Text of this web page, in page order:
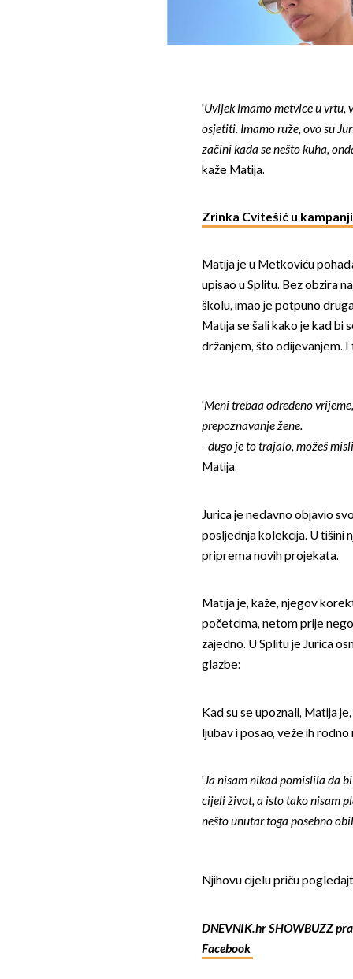
'Uvijek imamo metvice u vrtu,
osjetiti. Imamo ruže, ovo su
začini kada se nešto kuha,
kaže Matija.
Zrinka Cvitešić u
Matija je u Metkoviću
upisao u Splitu. Bez obzira
školu, imao je potpuno
Matija se šali kako je kad bi
držanjem, što odijevanjem. I
'Meni trebaa određeno
prepoznavanje žene.
- dugo je to trajalo, možeš
Matija.
Jurica je nedavno objavio
posljednja kolekcija. U tišini
priprema novih projekata.
Matija je, kaže, njegov
početcima, netom prije
zajedno. U Splitu je Jurica
glazbe:
Kad su se upoznali, Matija
ljubav i posao, veže ih
'Ja nisam nikad pomislila da
cijeli život, a isto tako nisam
nešto unutar toga posebno
Njihovu cijelu priču
DNEVNIK.hr SHOWBUZZ
Facebook